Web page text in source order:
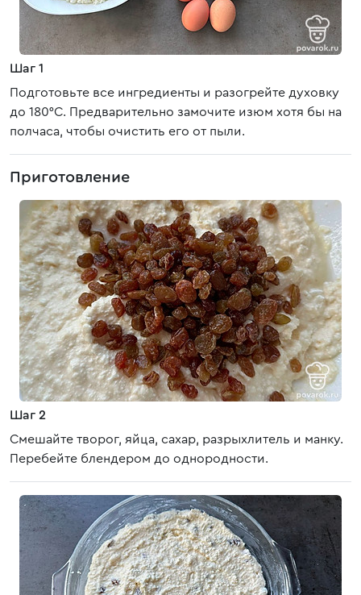
Шаг 1
Подготовьте все ингредиенты и разогрейте духовку
до 180°C. Предварительно замочите изюм хотя бы на
полчаса, чтобы очистить его от пыли.
Приготовление
Шаг 2
Смешайте творог, яйца, сахар, разрыхлитель и манку.
Перебейте блендером до однородности.